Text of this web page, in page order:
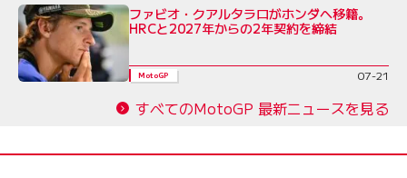
ファビオ・クアルタラロがホンダへ移籍。
HRCと2027年からの2年契約を締結
MotoGP 07-21
すべてのMotoGP 最新ニュースを見る